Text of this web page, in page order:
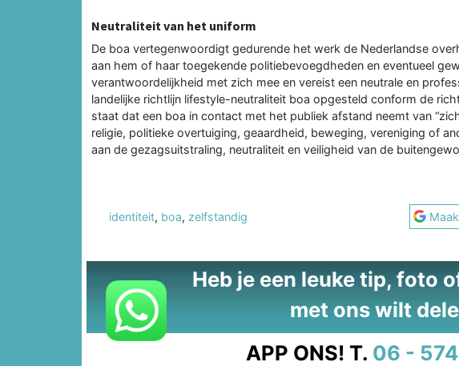
Neutraliteit van het uniform
De boa vertegenwoordigt gedurende het werk de Nederlandse
aan hem of haar toegekende politiebevoegdheden en eventueel
verantwoordelijkheid met zich mee en vereist een neutrale en
landelijke richtlijn lifestyle-neutraliteit boa opgesteld conform de
staat dat een boa in contact met het publiek afstand neemt van
religie, politieke overtuiging, geaardheid, beweging, vereniging of
aan de gezagsuitstraling, neutraliteit en veiligheid van de
identiteit, boa, zelfstandig Maak
Heb je een leuke tip, foto
met ons wilt
APP ONS! T. 06 - 574